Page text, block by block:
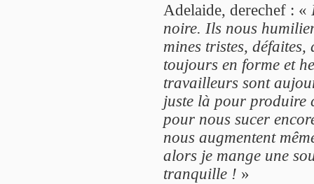
Adelaide, derechef : «
noire. Ils nous
mines tristes, défaites,
toujours en forme et
travailleurs sont
juste là pour produire
pour nous sucer
nous augmentent
alors je mange une
tranquille ! »